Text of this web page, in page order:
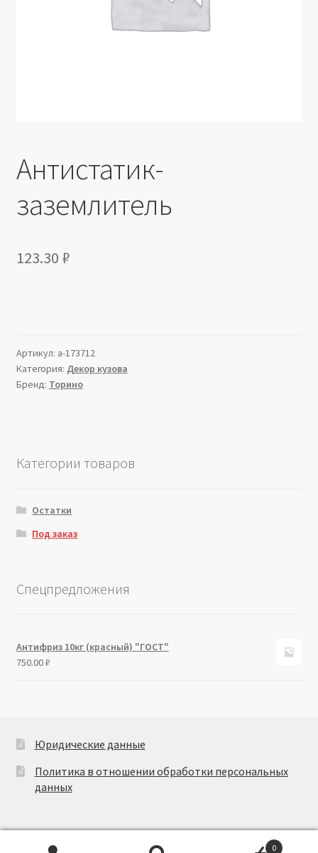
Антистатик-
заземлитель
123.30 ₽
Артикул: a-173712
Категория: Декор кузова
Бренд: Торино
Категории товаров
Остатки
Под заказ
Спецпредложения
Антифриз 10кг (красный) "ГОСТ"
750.00₽
Юридические данные
Политика в отношении обработки персональных
данных
0